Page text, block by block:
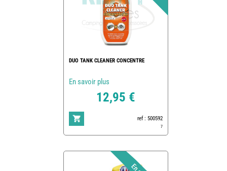
DUO TANK CLEANER CONCENTRE
En savoir plus
12,95 €
ref : 500592
7